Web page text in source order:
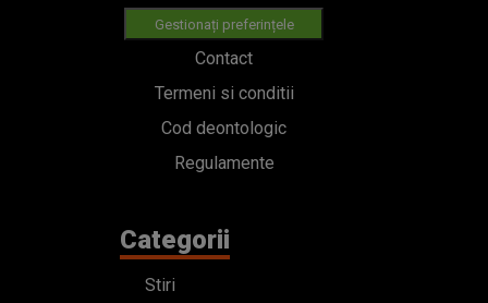
Gestionați preferințele
Contact
Termeni si conditii
Cod deontologic
Regulamente
Categorii
Stiri